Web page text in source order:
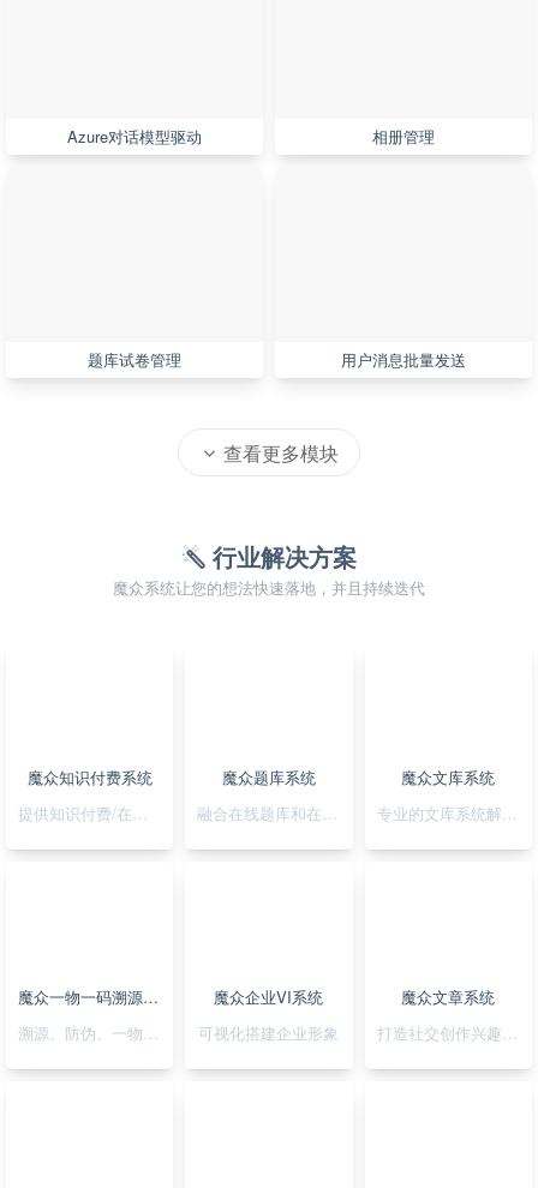
Azure对话模型驱动 相册管理
题库试卷管理 用户消息批量发送
查看更多模块
行业解决方案
魔众系统让您的想法快速落地，并且持续迭代
魔众知识付费系统
魔众题库系统
魔众文库系统
魔众一物一码溯源防伪系统
魔众企业VI系统
可视化搭建企业形象
魔众文章系统